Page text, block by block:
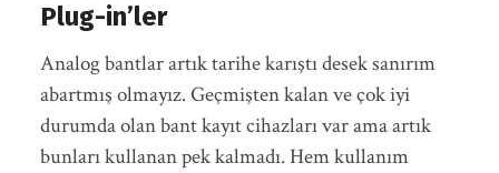
Plug-in’ler
Analog bantlar artık tarihe karıştı desek sanırım
abartmış olmayız. Geçmişten kalan ve çok iyi
durumda olan bant kayıt cihazları var ama artık
bunları kullanan pek kalmadı. Hem kullanım